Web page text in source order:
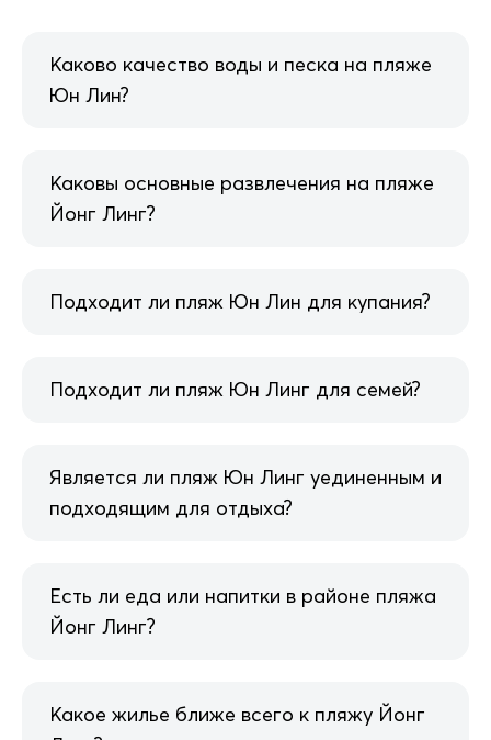
Каково качество воды и песка на пляже
Юн Лин?
Каковы основные развлечения на пляже
Йонг Линг?
Подходит ли пляж Юн Лин для купания?
Подходит ли пляж Юн Линг для семей?
Является ли пляж Юн Линг уединенным и
подходящим для отдыха?
Есть ли еда или напитки в районе пляжа
Йонг Линг?
Какое жилье ближе всего к пляжу Йонг